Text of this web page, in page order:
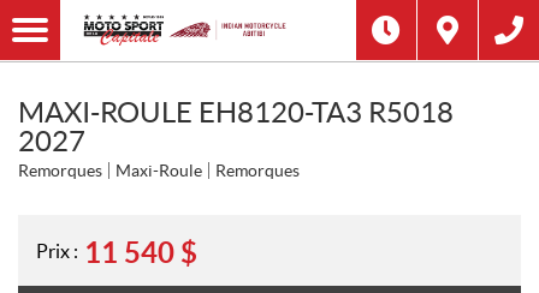
MAXI-ROULE EH8120-TA3 R5018
2027
Remorques Maxi-Roule Remorques
Prix : 11 540 $